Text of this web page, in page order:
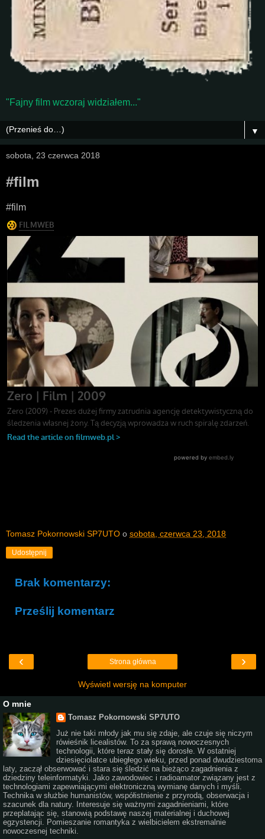
"Fajny film wczoraj widziałem..."
▼
sobota, 23 czerwca 2018
#film
#film
Tomasz Pokornowski SP7UTO o sobota, czerwca 23, 2018
Udostępnij
Brak komentarzy:
Prześlij komentarz
‹ ›
Strona główna
Wyświetl wersję na komputer
O mnie
Tomasz Pokornowski SP7UTO
Już nie taki młody jak mu się zdaje, ale czuje się niczym
rówieśnik licealistów. To za sprawą nowoczesnych
technologii, które teraz stały się dorosłe. W ostatniej
dziesięciolatce ubiegłego wieku, przed ponad dwudziestoma
laty, zaczął obserwować i stara się śledzić na bieżąco zagadnienia z
dziedziny teleinformatyki. Jako zawodowiec i radioamator związany jest z
technologiami zapewniającymi elektroniczną wymianę danych i myśli.
Technika w służbie humanistów, współistnienie z przyrodą, obserwacja i
szacunek dla natury. Interesuje się ważnymi zagadnieniami, które
przeplatając się, stanowią podstawę naszej materialnej i duchowej
egzystencji. Pomieszanie romantyka z wielbicielem ekstremalnie
nowoczesnej techniki.